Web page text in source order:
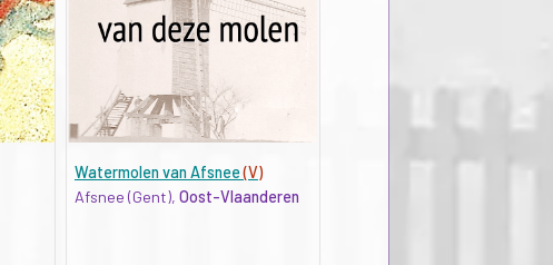
Watermolen van Afsnee(V)
Afsnee (Gent), Oost-Vlaanderen